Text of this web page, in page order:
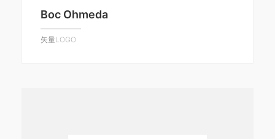
Boc Ohmeda
矢量LOGO